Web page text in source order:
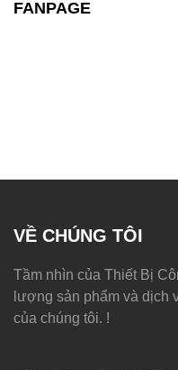
FANPAGE
VỀ CHÚNG TÔI
Tầm nhìn của Thiết Bị
lượng sản phẩm và dịch
của chúng tôi. !